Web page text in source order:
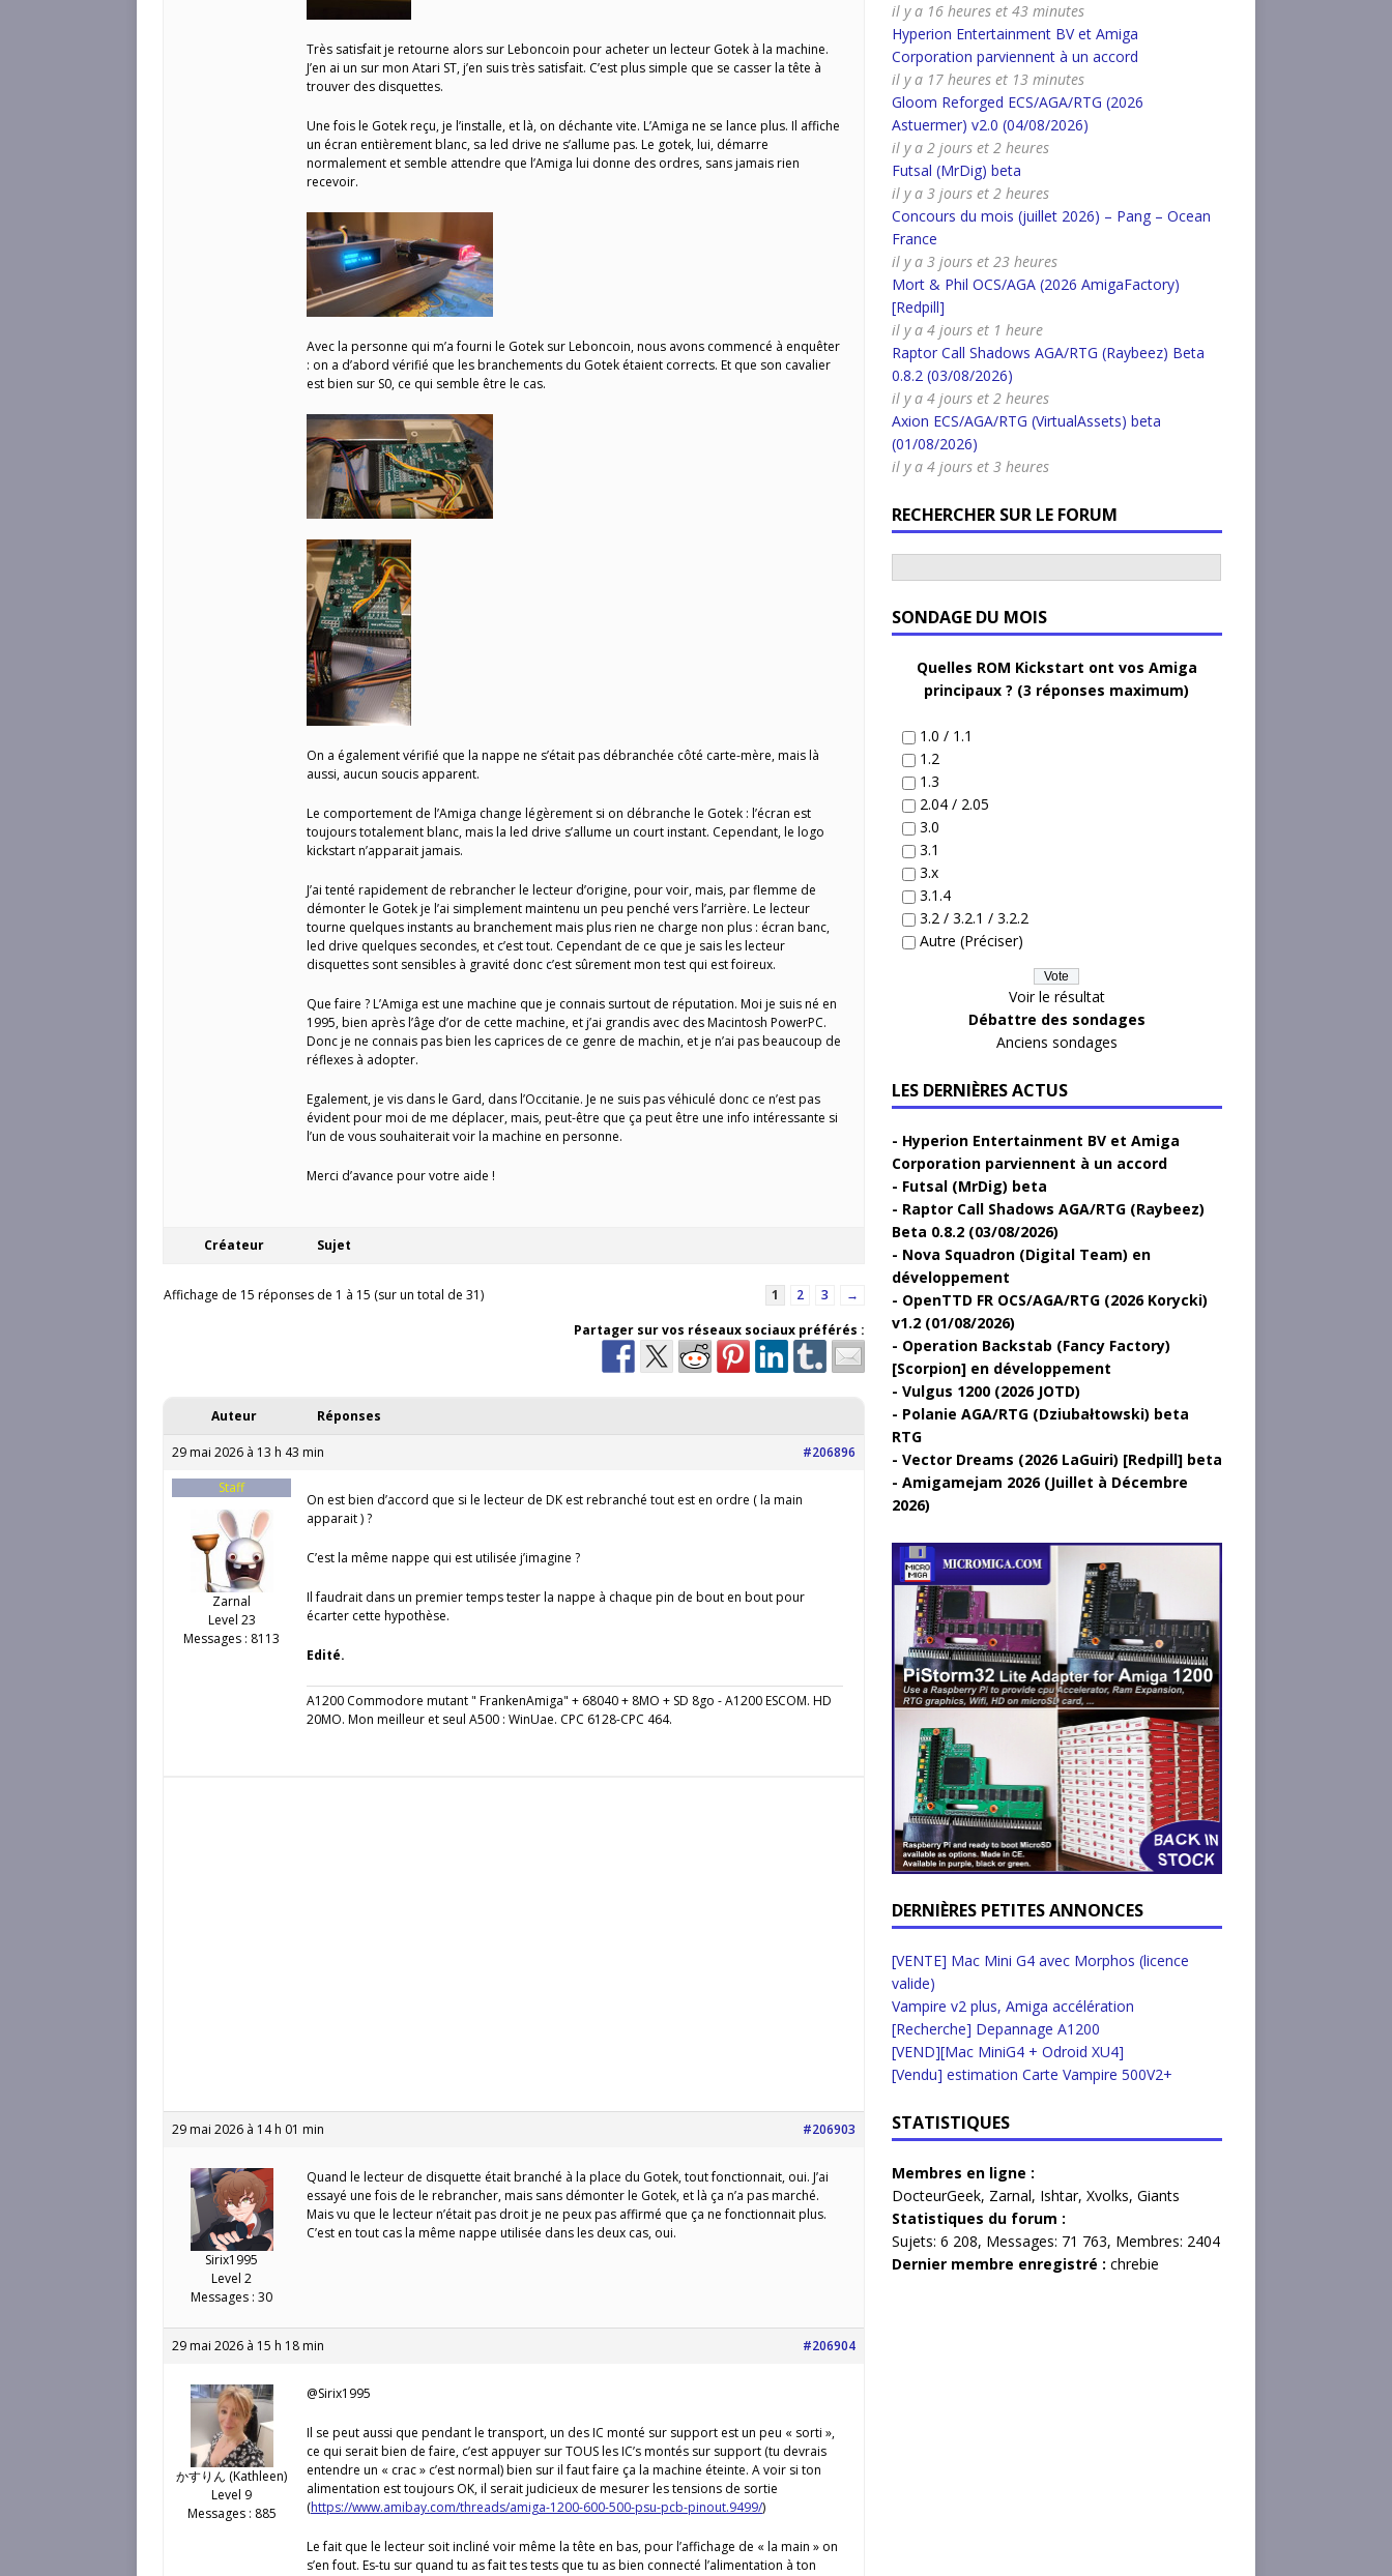
Très satisfait je retourne alors sur Leboncoin pour acheter un lecteur Gotek à la machine.
J’en ai un sur mon Atari ST, j’en suis très satisfait. C’est plus simple que se casser la tête à
trouver des disquettes.
Une fois le Gotek reçu, je l’installe, et là, on déchante vite. L’Amiga ne se lance plus. Il affiche
un écran entièrement blanc, sa led drive ne s’allume pas. Le gotek, lui, démarre
normalement et semble attendre que l’Amiga lui donne des ordres, sans jamais rien
recevoir.
Avec la personne qui m’a fourni le Gotek sur Leboncoin, nous avons commencé à enquêter
: on a d’abord vérifié que les branchements du Gotek étaient corrects. Et que son cavalier
est bien sur S0, ce qui semble être le cas.
On a également vérifié que la nappe ne s’était pas débranchée côté carte-mère, mais là
aussi, aucun soucis apparent.
Le comportement de l’Amiga change légèrement si on débranche le Gotek : l’écran est
toujours totalement blanc, mais la led drive s’allume un court instant. Cependant, le logo
kickstart n’apparait jamais.
J’ai tenté rapidement de rebrancher le lecteur d’origine, pour voir, mais, par flemme de
démonter le Gotek je l’ai simplement maintenu un peu penché vers l’arrière. Le lecteur
tourne quelques instants au branchement mais plus rien ne charge non plus : écran banc,
led drive quelques secondes, et c’est tout. Cependant de ce que je sais les lecteur
disquettes sont sensibles à gravité donc c’est sûrement mon test qui est foireux.
Que faire ? L’Amiga est une machine que je connais surtout de réputation. Moi je suis né en
1995, bien après l’âge d’or de cette machine, et j’ai grandis avec des Macintosh PowerPC.
Donc je ne connais pas bien les caprices de ce genre de machin, et je n’ai pas beaucoup de
réflexes à adopter.
Egalement, je vis dans le Gard, dans l’Occitanie. Je ne suis pas véhiculé donc ce n’est pas
évident pour moi de me déplacer, mais, peut-être que ça peut être une info intéressante si
l’un de vous souhaiterait voir la machine en personne.
Merci d’avance pour votre aide !
Créateur Sujet
Affichage de 15 réponses de 1 à 15 (sur un total de 31) 1 2 3
→
Partager sur vos réseaux sociaux préférés :
Auteur Réponses
29 mai 2026 à 13 h 43 min
#206896
Staff
Zarnal
Level 23
Messages : 8113
On est bien d’accord que si le lecteur de DK est rebranché tout est en ordre ( la main
apparait ) ?
C’est la même nappe qui est utilisée j’imagine ?
Il faudrait dans un premier temps tester la nappe à chaque pin de bout en bout pour
écarter cette hypothèse.
Edité.
A1200 Commodore mutant " FrankenAmiga" + 68040 + 8MO + SD 8go - A1200 ESCOM. HD
20MO. Mon meilleur et seul A500 : WinUae. CPC 6128-CPC 464.
29 mai 2026 à 14 h 01 min #206903
Sirix1995
Level 2
Messages : 30
Quand le lecteur de disquette était branché à la place du Gotek, tout fonctionnait, oui. J’ai
essayé une fois de le rebrancher, mais sans démonter le Gotek, et là ça n’a pas marché.
Mais vu que le lecteur n’était pas droit je ne peux pas affirmé que ça ne fonctionnait plus.
C’est en tout cas la même nappe utilisée dans les deux cas, oui.
29 mai 2026 à 15 h 18 min #206904
かすりん (Kathleen)
Level 9
Messages : 885
@Sirix1995
Il se peut aussi que pendant le transport, un des IC monté sur support est un peu « sorti »,
ce qui serait bien de faire, c’est appuyer sur TOUS les IC’s montés sur support (tu devrais
entendre un « crac » c’est normal) bien sur il faut faire ça la machine éteinte. A voir si ton
alimentation est toujours OK, il serait judicieux de mesurer les tensions de sortie
(https://www.amibay.com/threads/amiga-1200-600-500-psu-pcb-pinout.9499/)
Le fait que le lecteur soit incliné voir même la tête en bas, pour l’affichage de « la main » on
s’en fout. Es-tu sur quand tu as fait tes tests que tu as bien connecté l’alimentation à ton
il y a 16 heures et 43 minutes
Hyperion Entertainment BV et Amiga
Corporation parviennent à un accord
il y a 17 heures et 13 minutes
Gloom Reforged ECS/AGA/RTG (2026
Astuermer) v2.0 (04/08/2026)
il y a 2 jours et 2 heures
Futsal (MrDig) beta
il y a 3 jours et 2 heures
Concours du mois (juillet 2026) – Pang – Ocean
France
il y a 3 jours et 23 heures
Mort & Phil OCS/AGA (2026 AmigaFactory)
[Redpill]
il y a 4 jours et 1 heure
Raptor Call Shadows AGA/RTG (Raybeez) Beta
0.8.2 (03/08/2026)
il y a 4 jours et 2 heures
Axion ECS/AGA/RTG (VirtualAssets) beta
(01/08/2026)
il y a 4 jours et 3 heures
RECHERCHER SUR LE FORUM
SONDAGE DU MOIS
Quelles ROM Kickstart ont vos Amiga
principaux ? (3 réponses maximum)
1.0 / 1.1
1.2
1.3
2.04 / 2.05
3.0
3.1
3.x
3.1.4
3.2 / 3.2.1 / 3.2.2
Autre (Préciser)
Voir le résultat
Débattre des sondages
Anciens sondages
LES DERNIÈRES ACTUS
Hyperion Entertainment BV et Amiga
Corporation parviennent à un accord
Futsal (MrDig) beta
Raptor Call Shadows AGA/RTG (Raybeez)
Beta 0.8.2 (03/08/2026)
Nova Squadron (Digital Team) en
développement
OpenTTD FR OCS/AGA/RTG (2026 Korycki)
v1.2 (01/08/2026)
Operation Backstab (Fancy Factory)
[Scorpion] en développement
Vulgus 1200 (2026 JOTD)
Polanie AGA/RTG (Dziubałtowski) beta
RTG
Vector Dreams (2026 LaGuiri) [Redpill] beta
Amigamejam 2026 (Juillet à Décembre
2026)
DERNIÈRES PETITES ANNONCES
[VENTE] Mac Mini G4 avec Morphos (licence
valide)
Vampire v2 plus, Amiga accélération
[Recherche] Depannage A1200
[VEND][Mac MiniG4 + Odroid XU4]
[Vendu] estimation Carte Vampire 500V2+
STATISTIQUES
Membres en ligne :
DocteurGeek, Zarnal, Ishtar, Xvolks, Giants
Statistiques du forum :
Sujets: 6 208, Messages: 71 763, Membres: 2404
Dernier membre enregistré : chrebie